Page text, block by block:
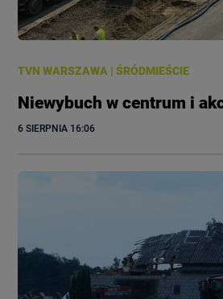
TVN WARSZAWA |ŚRÓDMIEŚCIE
Niewybuch w centrum i
6 SIERPNIA 16:06